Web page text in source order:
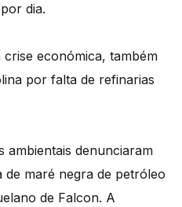
dia.
económica, também
por falta de refinarias
ambientais denunciaram
de maré negra de petróleo
de Falcon. A